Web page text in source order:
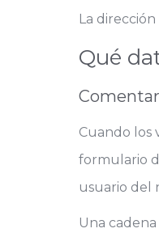
La
Qué
Cuando los
formulario
usuario del
Una